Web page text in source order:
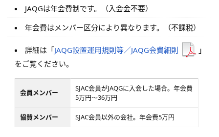
JAQGは年会費制です。（入会金不要）
年会費はメンバー区分により異なります。（不課税）
詳細は「JAQG設置運用規則等／JAQG会費細則
」
をご覧ください。
会員メンバー
SJAC会員がJAQGに入会した場合。年会費
5万円～36万円
協賛メンバー SJAC会員以外の会社。年会費5万円